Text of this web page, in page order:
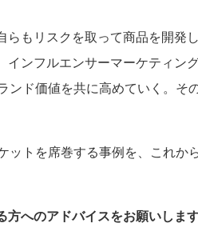
もリスクを取って商品を開発
インフルエンサーマーケティン
ド価値を共に高めていく。そ
トを席巻する事例を、これか
へのアドバイスをお願いします